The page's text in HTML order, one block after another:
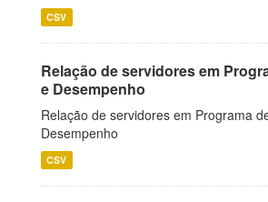
CSV
Relação de servidores em
e Desempenho
Relação de servidores em Programa
Desempenho
CSV